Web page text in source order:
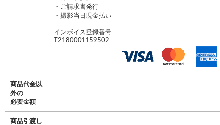
・ご請求書発行
・撮影当日現金払い
インボイス登録番号
T2180001159502
商品代金以
外の
必要金額
商品引渡し